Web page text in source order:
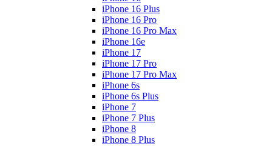
iPhone 16 Plus
iPhone 16 Pro
iPhone 16 Pro Max
iPhone 16e
iPhone 17
iPhone 17 Pro
iPhone 17 Pro Max
iPhone 6s
iPhone 6s Plus
iPhone 7
iPhone 7 Plus
iPhone 8
iPhone 8 Plus